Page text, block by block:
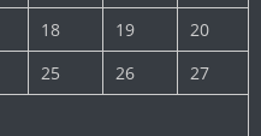
18 19
20
25 26
27